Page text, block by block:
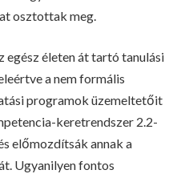
osztottak meg.
egész életen át tartó tanulási
a nem formális
programok üzemeltetőit
keretrendszer 2.2-
előmozdítsák annak a
Ugyanilyen fontos